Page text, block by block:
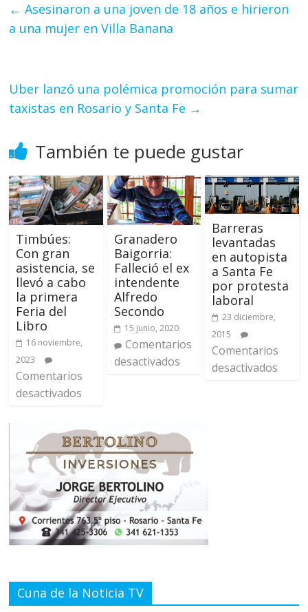
← Asesinaron a una joven de 18 años e hirieron
a una mujer en Villa Banana
Uber lanzó una polémica promoción para sumar
taxistas en Rosario y Santa Fe →
También te puede gustar
Timbúes:
Con gran
asistencia, se
llevó a cabo
la primera
Feria del
Libro
16 noviembre,
2023
Comentarios
desactivados
Granadero
Baigorria:
Falleció el ex
intendente
Alfredo
Secondo
15 junio, 2020
Comentarios
desactivados
Barreras
levantadas
en autopista
a Santa Fe
por protesta
laboral
23 diciembre,
2015
Comentarios
desactivados
Cuna de la Noticia TV